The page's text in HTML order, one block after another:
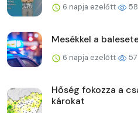
6 napja ezelőtt 58
Mesékkel a
6 napja ezelőtt 57
Hőség fokozza a
károkat